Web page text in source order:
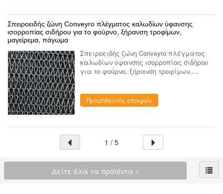
Σπειροειδής ζώνη Conveyro πλέγματος καλωδίων ύφανσης
ισορροπίας σιδήρου για το φούρνο, ξήρανση τροφίμων,
μαγείρεμα, πάγωμα
Σπειροειδής ζώνη Conveyro πλέγματος
καλωδίων ύφανσης ισορροπίας σιδήρου
για το φούρνο, ξήρανση τροφίμων,
πλέγματος καλωδίων είναι η ευρύτατα
χρησι...
Προμηθευτής επαφών
1 / 5
Δείτε όλα τα προϊόντα >